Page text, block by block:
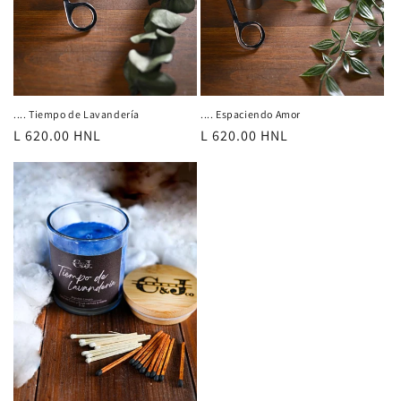
.... Tiempo de Lavandería
Precio
L 620.00 HNL
.... Espaciendo Amor
Precio
L 620.00 HNL